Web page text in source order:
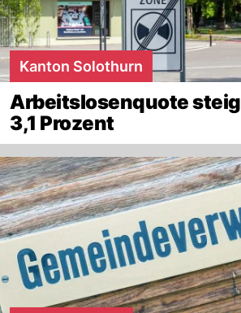
Kanton Solothurn
Arbeitslosenquote
3,1 Prozent